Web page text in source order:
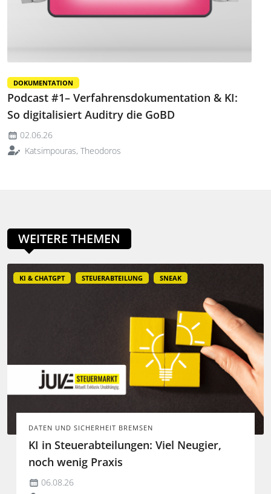
DOKUMENTATION
Podcast #1– Verfahrensdokumentation & KI:
So digitalisiert Auditry die GoBD
02.06.26
Katsimpouras, Theodoros
WEITERE THEMEN
KI & CHATGPT STEUERABTEILUNG SNEAK
DATEN UND SICHERHEIT BREMSEN
KI in Steuerabteilungen: Viel Neugier,
noch wenig Praxis
06.08.26